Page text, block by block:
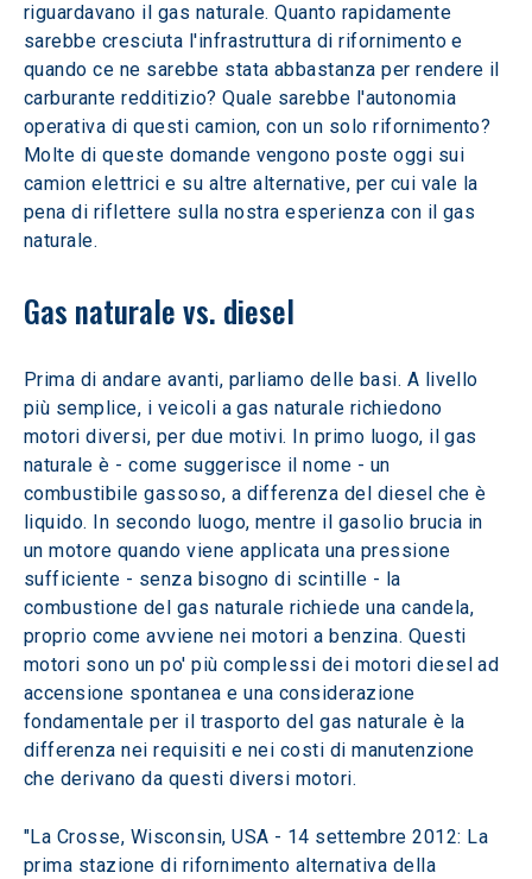
riguardavano il gas naturale. Quanto rapidamente
sarebbe cresciuta l'infrastruttura di rifornimento e
quando ce ne sarebbe stata abbastanza per rendere il
carburante redditizio? Quale sarebbe l'autonomia
operativa di questi camion, con un solo rifornimento?
Molte di queste domande vengono poste oggi sui
camion elettrici e su altre alternative, per cui vale la
pena di riflettere sulla nostra esperienza con il gas
naturale.
Gas naturale vs. diesel
Prima di andare avanti, parliamo delle basi. A livello
più semplice, i veicoli a gas naturale richiedono
motori diversi, per due motivi. In primo luogo, il gas
naturale è - come suggerisce il nome - un
combustibile gassoso, a differenza del diesel che è
liquido. In secondo luogo, mentre il gasolio brucia in
un motore quando viene applicata una pressione
sufficiente - senza bisogno di scintille - la
combustione del gas naturale richiede una candela,
proprio come avviene nei motori a benzina. Questi
motori sono un po' più complessi dei motori diesel ad
accensione spontanea e una considerazione
fondamentale per il trasporto del gas naturale è la
differenza nei requisiti e nei costi di manutenzione
che derivano da questi diversi motori.
"La Crosse, Wisconsin, USA - 14 settembre 2012: La
prima stazione di rifornimento alternativa della